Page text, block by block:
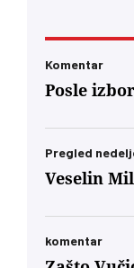
Komentar
Posle
Pregled
Veselin
komentar